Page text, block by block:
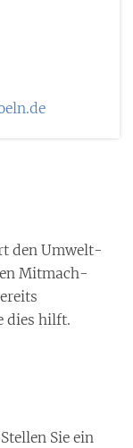
den Umwelt-
Mitmach-
dies hilft.
Sie ein